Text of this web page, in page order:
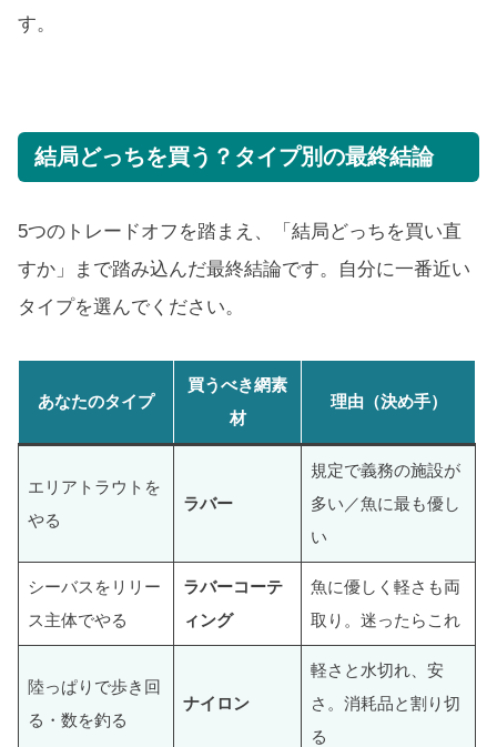
す。
結局どっちを買う？タイプ別の最終結論
5つのトレードオフを踏まえ、「結局どっちを買い直
すか」まで踏み込んだ最終結論です。自分に一番近い
タイプを選んでください。
あなたのタイプ
買うべき網素
材
理由（決め手）
エリアトラウトを
やる
ラバー
規定で義務の施設が
多い／魚に最も優し
い
シーバスをリリー
ス主体でやる
ラバーコーテ
ィング
魚に優しく軽さも両
取り。迷ったらこれ
陸っぱりで歩き回
る・数を釣る
ナイロン
軽さと水切れ、安
さ。消耗品と割り切
る